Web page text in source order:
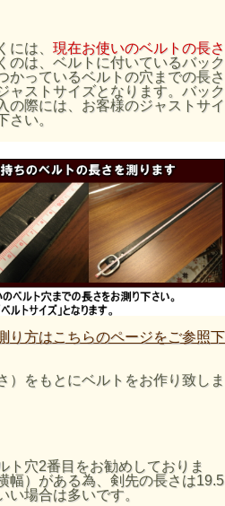
には、 現在お使いのベルトの長さ
のは、ベルトに付いているバック
かっているベルトの穴までの長さ
ャストサイズとなります。バック
の際には、お客様のジャストサイ
さい。
り方はこちらのページをご参照下
）をもとにベルトをお作り致しま
ト穴2番目をお勧めしておりま
幅）がある為、剣先の長さは19.5
い場合は多いです。